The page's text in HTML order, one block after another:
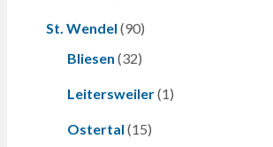
St. Wendel (90)
Bliesen (32)
Leitersweiler(1)
Ostertal (15)